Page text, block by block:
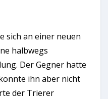
sich an einer neuen
halbwegs
Der Gegner hatte
ihn aber nicht
der Trierer